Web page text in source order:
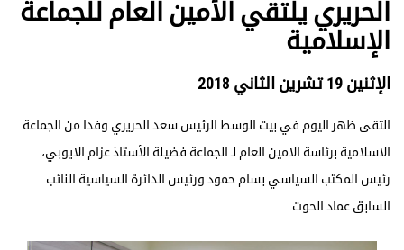
الحريري يلتقي الأمين العام للجماعة
الإسلامية
الإثنين 19 تشرين الثاني 2018
التقى ظهر اليوم في بيت الوسط الرئيس سعد الحريري وفدا من الجماعة
الاسلامية برئاسة الامين العام لـ الجماعة فضيلة الأستاذ عزام الايوبي،
رئيس المكتب السياسي بسام حمود ورئيس الدائرة السياسية النائب
السابق عماد الحوت.